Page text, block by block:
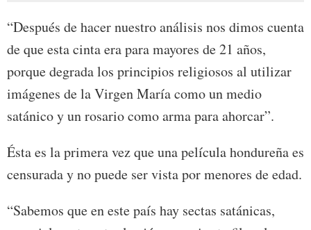
“Después de hacer nuestro análisis nos dimos cuenta
de que esta cinta era para mayores de 21 años,
porque degrada los principios religiosos al utilizar
imágenes de la Virgen María como un medio
satánico y un rosario como arma para ahorcar”.
Ésta es la primera vez que una película hondureña es
censurada y no puede ser vista por menores de edad.
“Sabemos que en este país hay sectas satánicas,